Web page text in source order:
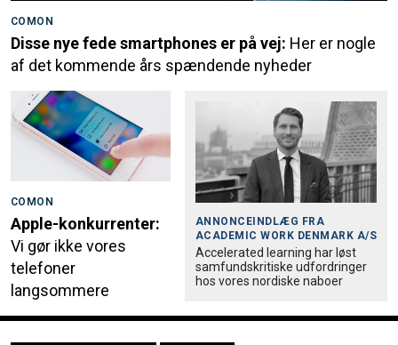
COMON
Disse nye fede smartphones er på vej: Her er nogle
af det kommende års spændende nyheder
COMON
Apple-konkurrenter:
Vi gør ikke vores
telefoner
langsommere
ANNONCEINDLÆG FRA
ACADEMIC WORK DENMARK A/S
Accele­rated learning har løst
samfund­skri­tiske udfordringer
hos vores nordiske naboer